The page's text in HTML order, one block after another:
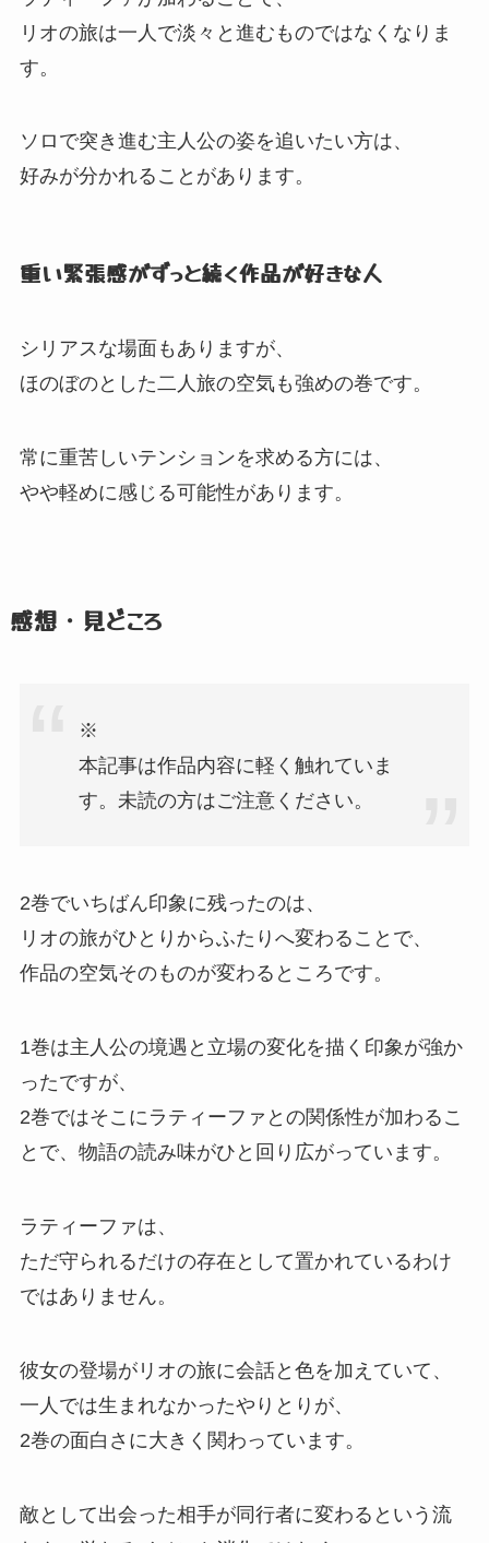
リオの旅は一人で淡々と進むものではなくなりま
す。
ソロで突き進む主人公の姿を追いたい方は、
好みが分かれることがあります。
重い緊張感がずっと続く作品が好きな人
シリアスな場面もありますが、
ほのぼのとした二人旅の空気も強めの巻です。
常に重苦しいテンションを求める方には、
やや軽めに感じる可能性があります。
感想・見どころ
※
本記事は作品内容に軽く触れていま
す。 未読の方はご注意ください。
2巻でいちばん印象に残ったのは、
リオの旅がひとりからふたりへ変わることで、
作品の空気そのものが変わるところです。
1巻は主人公の境遇と立場の変化を描く印象が強か
ったですが、
2巻ではそこにラティーファとの関係性が加わるこ
とで、 物語の読み味がひと回り広がっています。
ラティーファは、
ただ守られるだけの存在として置かれているわけ
ではありません。
彼女の登場がリオの旅に会話と色を加えていて、
一人では生まれなかったやりとりが、
2巻の面白さに大きく関わっています。
敵として出会った相手が同行者に変わるという流